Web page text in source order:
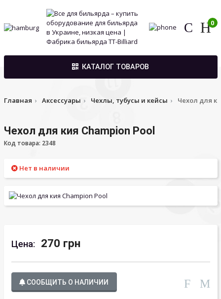
0
КАТАЛОГ ТОВАРОВ
Главная Аксессуары Чехлы, тубусы и кейсы Чехол для
Чехол для кия Champion Pool
Код товара: 2348
Нет в наличии
Цена: 270 грн
СООБЩИТЬ О НАЛИЧИИ